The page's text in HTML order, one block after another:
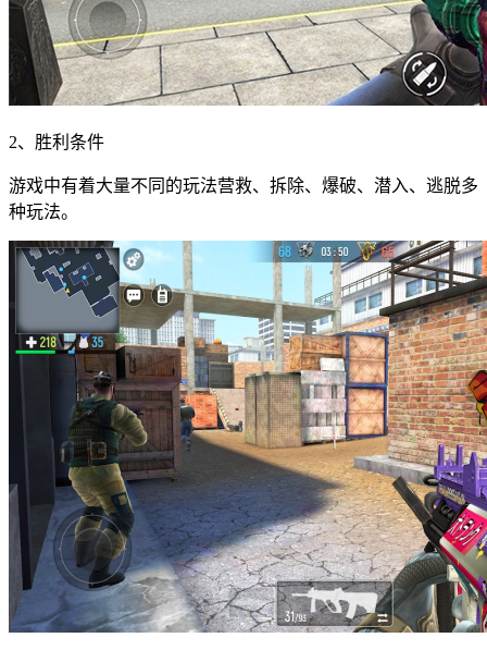
2、胜利条件
游戏中有着大量不同的玩法营救、拆除、爆破、潜入、逃脱多
种玩法。